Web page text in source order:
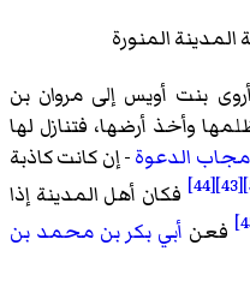
المنورة
بنت أويس إلى مروان بن
وأخذ أرضها، فتنازل لها
مجاب الدعوة- إن كانت كاذبة
[43]
[44]
فكان أهل المدينة إذا
فعن أبي بكر بن محمد بن